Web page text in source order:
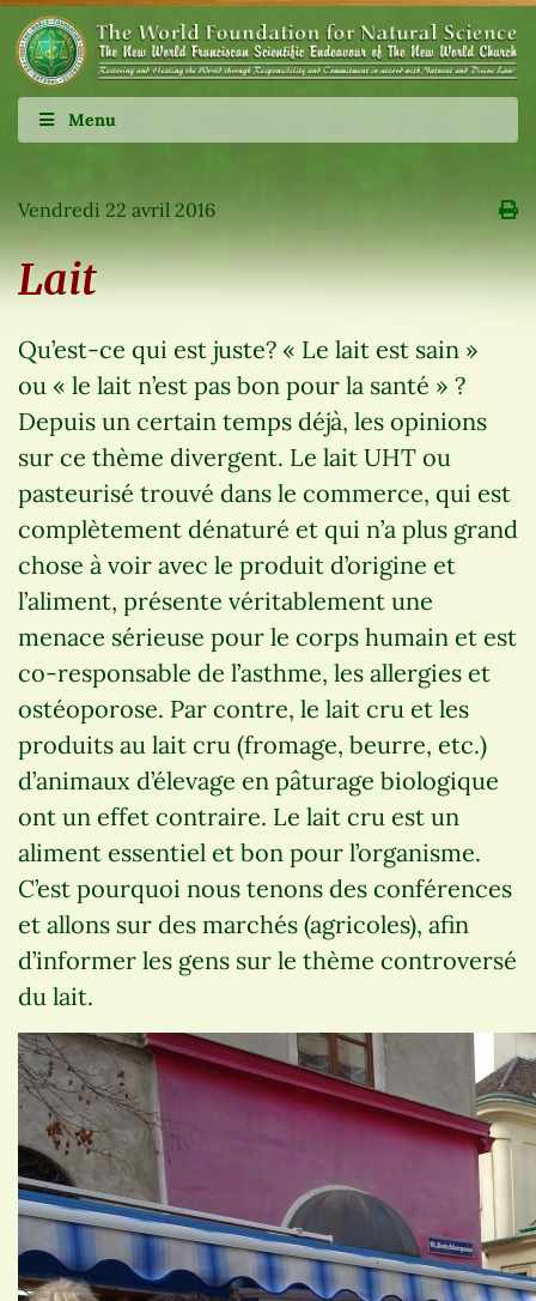
Menu
Vendredi 22 avril 2016
Lait
Qu’est-ce qui est juste? « Le lait est sain »
ou « le lait n’est pas bon pour la santé » ?
Depuis un certain temps déjà, les opinions
sur ce thème divergent. Le lait UHT ou
pasteurisé trouvé dans le commerce, qui est
complètement dénaturé et qui n’a plus grand
chose à voir avec le produit d’origine et
l’aliment, présente véritablement une
menace sérieuse pour le corps humain et est
co-responsable de l’asthme, les allergies et
ostéoporose. Par contre, le lait cru et les
produits au lait cru (fromage, beurre, etc.)
d’animaux d’élevage en pâturage biologique
ont un effet contraire. Le lait cru est un
aliment essentiel et bon pour l’organisme.
C’est pourquoi nous tenons des conférences
et allons sur des marchés (agricoles), afin
d’informer les gens sur le thème controversé
du lait.